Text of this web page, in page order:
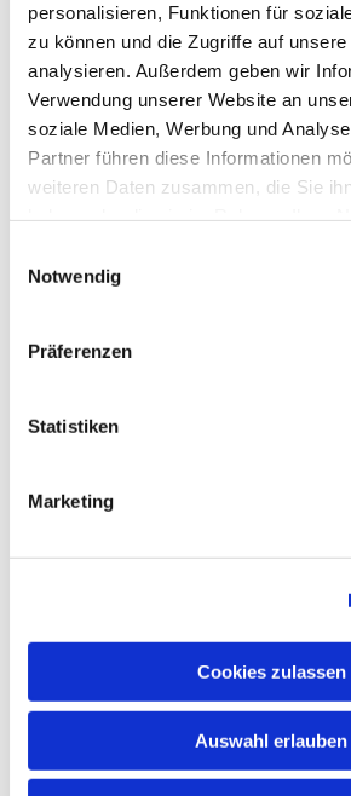
personalisieren, Funktionen für
zu können und die Zugriffe auf
analysieren. Außerdem geben wir
Verwendung unserer Website an
soziale Medien, Werbung und
Partner führen diese Informationen
weiteren Daten zusammen, die Sie
Notwendig
Präferenzen
Statistiken
Marketing
Cookies zulassen
Auswahl erlauben